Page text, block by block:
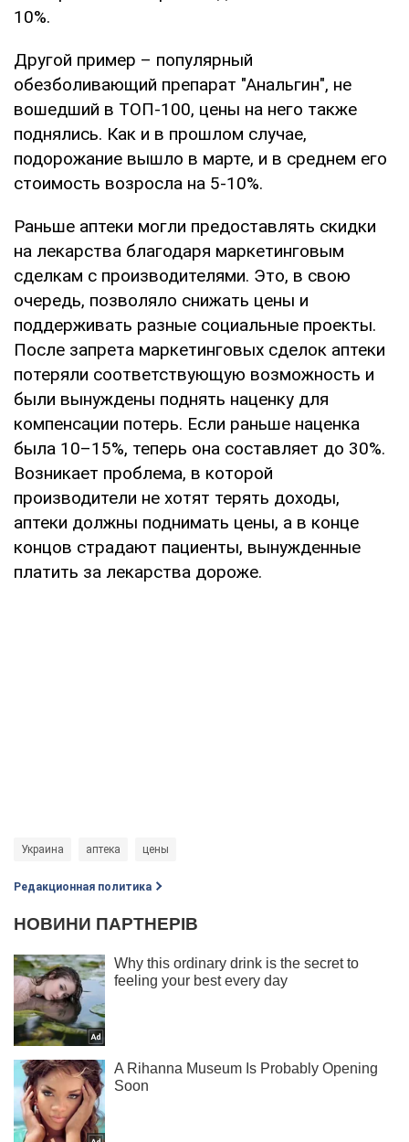
10%.
Другой пример – популярный
обезболивающий препарат "Анальгин", не
вошедший в ТОП-100, цены на него также
поднялись. Как и в прошлом случае,
подорожание вышло в марте, и в среднем его
стоимость возросла на 5-10%.
Раньше аптеки могли предоставлять скидки
на лекарства благодаря маркетинговым
сделкам с производителями. Это, в свою
очередь, позволяло снижать цены и
поддерживать разные социальные проекты.
После запрета маркетинговых сделок аптеки
потеряли соответствующую возможность и
были вынуждены поднять наценку для
компенсации потерь. Если раньше наценка
была 10–15%, теперь она составляет до 30%.
Возникает проблема, в которой
производители не хотят терять доходы,
аптеки должны поднимать цены, а в конце
концов страдают пациенты, вынужденные
платить за лекарства дороже.
Украина аптека цены
Редакционная политика